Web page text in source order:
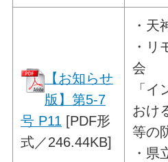
【お知らせ
版】第5-7
号 P11 [PDF形
式／246.44KB]
・ 天
・リ
会
「
おけ
等の
・県